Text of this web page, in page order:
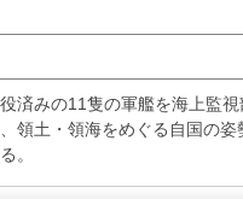
済みの11隻の軍艦を海上監
領土・領海をめぐる自国の姿
。